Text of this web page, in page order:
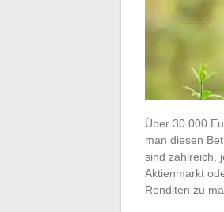
Über 30.000
man diesen
sind zahlreich,
Aktienmarkt
Renditen zu